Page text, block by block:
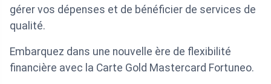
gérer vos dépenses et de bénéficier de services de
qualité.
Embarquez dans une nouvelle ère de flexibilité
financière avec la Carte Gold Mastercard Fortuneo.